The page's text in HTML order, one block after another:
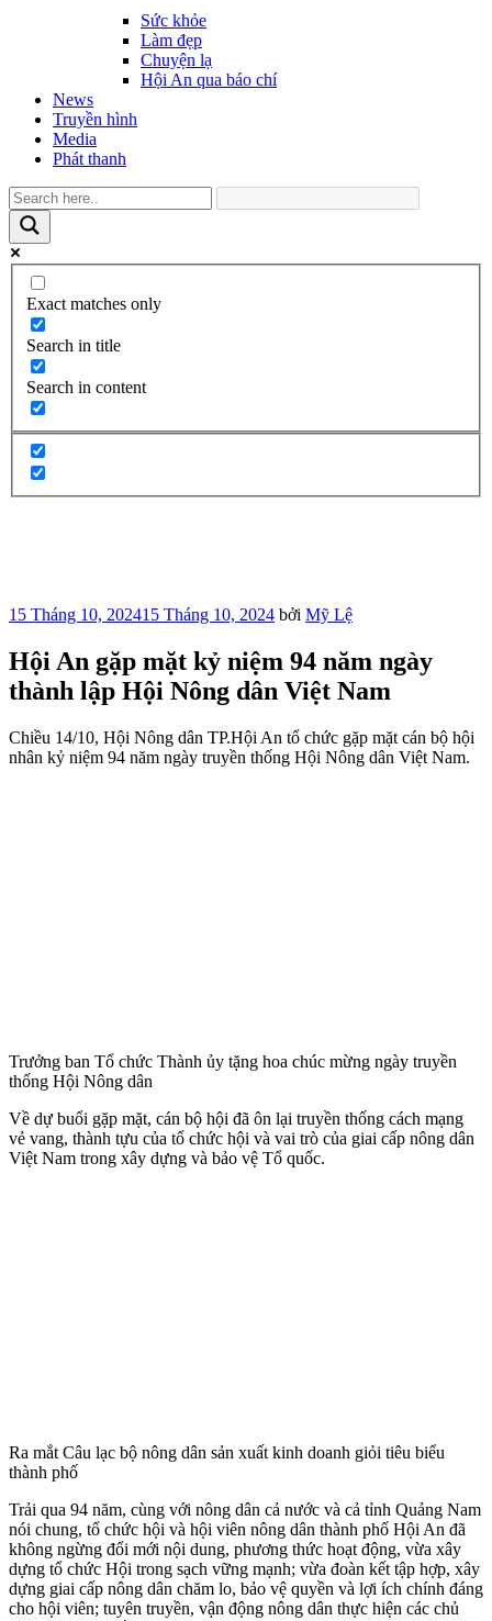
Sức khỏe
Làm đẹp
Chuyện lạ
Hội An qua báo chí
News
Truyền hình
Media
Phát thanh
Exact matches only
Search in title
Search in content
Đăng
15 Tháng 10, 202415 Tháng 10, 2024 bởi Mỹ Lệ
Hội An gặp mặt kỷ niệm 94 năm ngày
thành lập Hội Nông dân Việt Nam
Chiều 14/10, Hội Nông dân TP.Hội An tổ chức gặp mặt cán bộ hội
nhân kỷ niệm 94 năm ngày truyền thống Hội Nông dân Việt Nam.
Trưởng ban Tổ chức Thành ủy tặng hoa chúc mừng ngày truyền
thống Hội Nông dân
Về dự buổi gặp mặt, cán bộ hội đã ôn lại truyền thống cách mạng
vẻ vang, thành tựu của tổ chức hội và vai trò của giai cấp nông dân
Việt Nam trong xây dựng và bảo vệ Tổ quốc.
Ra mắt Câu lạc bộ nông dân sản xuất kinh doanh giỏi tiêu biểu
thành phố
Trải qua 94 năm, cùng với nông dân cả nước và cả tỉnh Quảng Nam
nói chung, tổ chức hội và hội viên nông dân thành phố Hội An đã
không ngừng đổi mới nội dung, phương thức hoạt động, vừa xây
dựng tổ chức Hội trong sạch vững mạnh; vừa đoàn kết tập hợp, xây
dựng giai cấp nông dân chăm lo, bảo vệ quyền và lợi ích chính đáng
cho hội viên; tuyên truyền, vận động nông dân thực hiện các chủ